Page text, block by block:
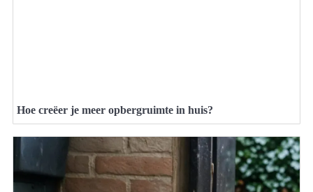
Hoe creëer je meer opbergruimte in huis?